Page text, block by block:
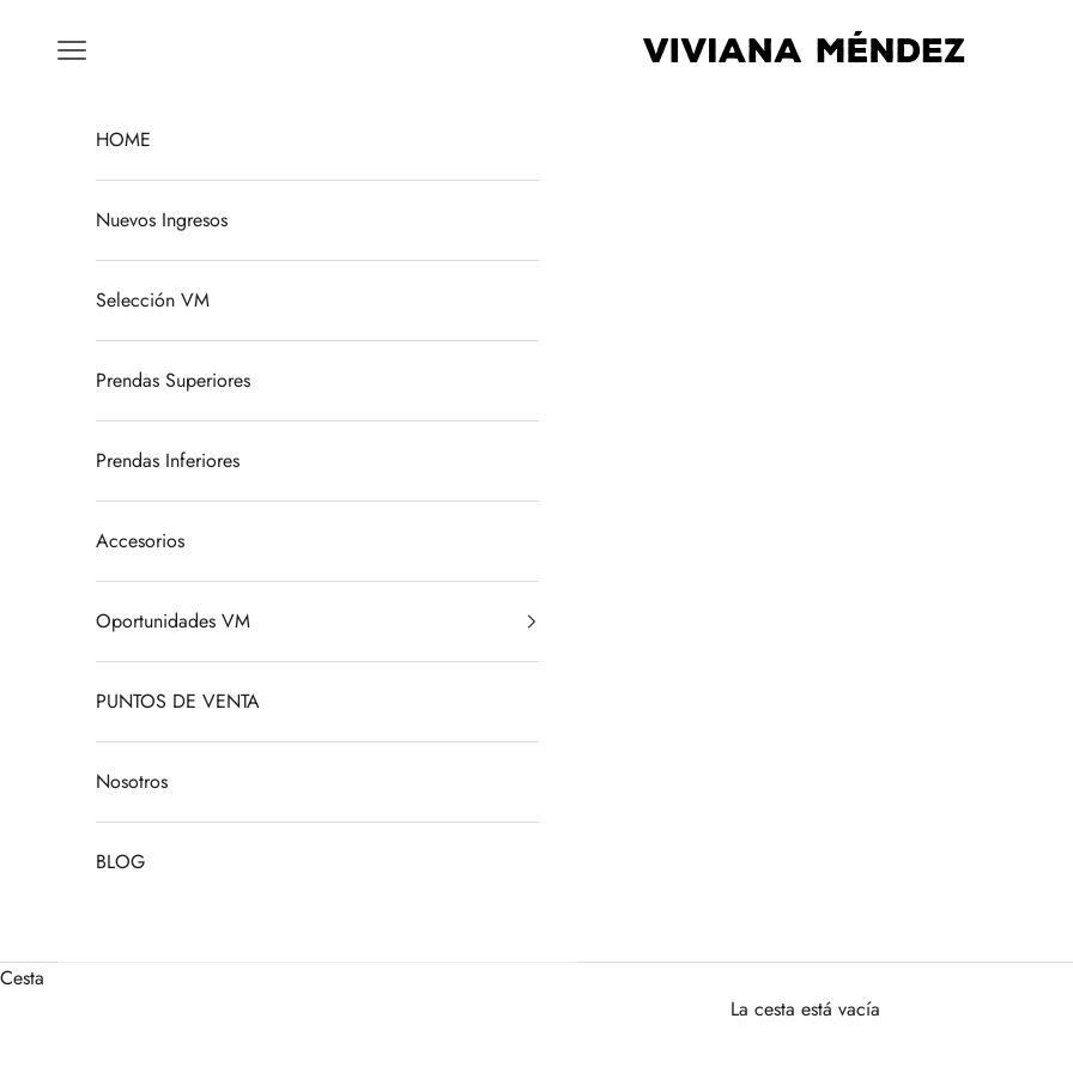
Viviana Méndez
Menú
HOME
Nuevos Ingresos
Selección VM
Prendas Superiores
Prendas Inferiores
Accesorios
Oportunidades VM
PUNTOS DE VENTA
Nosotros
BLOG
Cesta
La cesta está vacía